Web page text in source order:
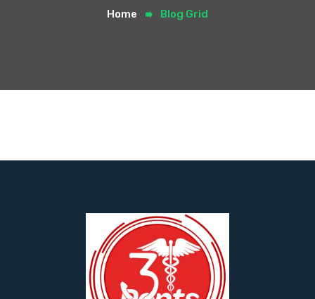
Home Blog Grid